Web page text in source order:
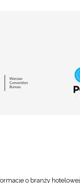
o branży hotelowej